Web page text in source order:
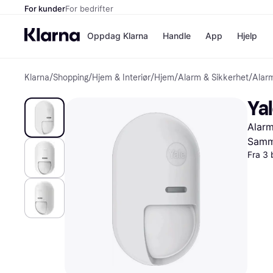
For kunderFor bedrifter
Oppdag Klarna
Betal nå
Betal i 3
Betal innen
Finansiering
Handle
Butikker
kicks.no
App Hjelp
Klarna/Shopping/Hjem & Interiør/Hjem/Alarm & Sikkerhet/
Fra 3